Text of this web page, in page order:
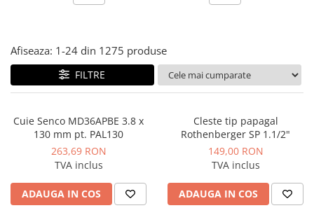
Panouri solare si fotovoltaice
Panouri solare cu tuburi vidate
Pachete complete panouri solare
Echipamente pentru panouri
Ventilatie si climatizare
Afiseaza: 1-24 din 1275 produse
FILTRE
Cuie Senco MD36APBE 3.8 x
130 mm pt. PAL130
263,69 RON
TVA inclus
ADAUGA IN COS
Cleste tip papagal
Rothenberger SP 1.1/2"
149,00 RON
TVA inclus
ADAUGA IN COS